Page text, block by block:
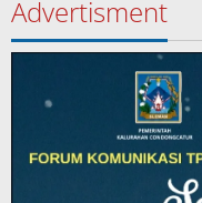
Advertisment